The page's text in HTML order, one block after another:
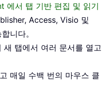
에서 탭 기반 편집 및 읽기
Access, Visio 및
니다。
탭에서 여러 문서를 열고
매일 수백 번의 마우스 클